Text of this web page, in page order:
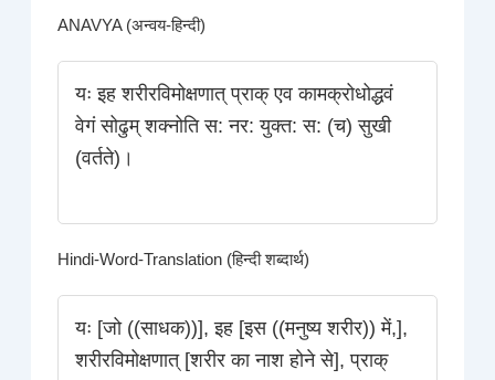
ANAVYA (अन्वय-हिन्दी)
यः इह शरीरविमोक्षणात्‌ प्राक् एव कामक्रोधोद्धवं
वेगं सोढुम्‌ शक्‍नोति स: नर: युक्त: स: (च) सुखी
(वर्तते)।
Hindi-Word-Translation (हिन्दी शब्दार्थ)
यः [जो ((साधक))], इह [इस ((मनुष्य शरीर)) में,],
शरीरविमोक्षणात् [शरीर का नाश होने से], प्राक्